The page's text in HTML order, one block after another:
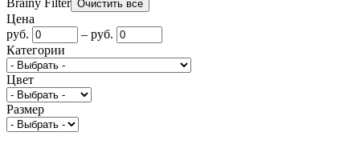
Цена
руб.
– руб.
Категории
Цвет
Размер